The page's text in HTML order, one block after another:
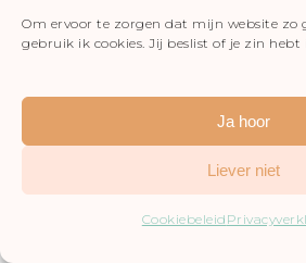
Om ervoor te zorgen dat mijn website zo
gebruik ik cookies. Jij beslist of je zin hebt
Ja hoor
Liever niet
Cookiebeleid
en als je onder
Uit: Het Zing je mee
peuters en kleuters van
Busser en Ron
Visje, visje
Visje, visje in het